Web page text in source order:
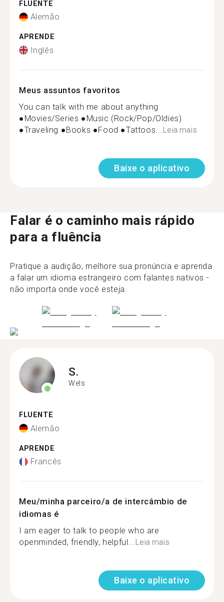
FLUENTE
Alemão
APRENDE
Inglês
Meus assuntos favoritos
You can talk with me about anything
●Movies/Series ●Music (Rock/Pop/Oldies)
●Traveling ●Books ●Food ●Tattoos... Leia mais
Baixe o aplicativo
Falar é o caminho mais rápido
para a fluência
Pratique a audição, melhore sua pronúncia e aprenda
a falar um idioma estrangeiro com falantes nativos -
não importa onde você esteja.
S.
Wels
FLUENTE
Alemão
APRENDE
Francês
Meu/minha parceiro/a de intercâmbio de
idiomas é
I am eager to talk to people who are
openminded, friendly, helpful...Leia mais
Baixe o aplicativo